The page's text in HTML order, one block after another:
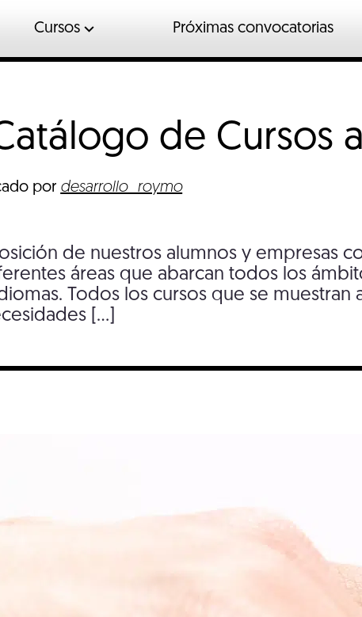
Cursos
Mantenimiento industrial
Sociosanitario
Veterinaria
Próximas convocatorias
de Cursos a
por desarrollo_roymo
de nuestros alumnos y empresas
áreas que abarcan todos los
Todos los cursos que se
[…]